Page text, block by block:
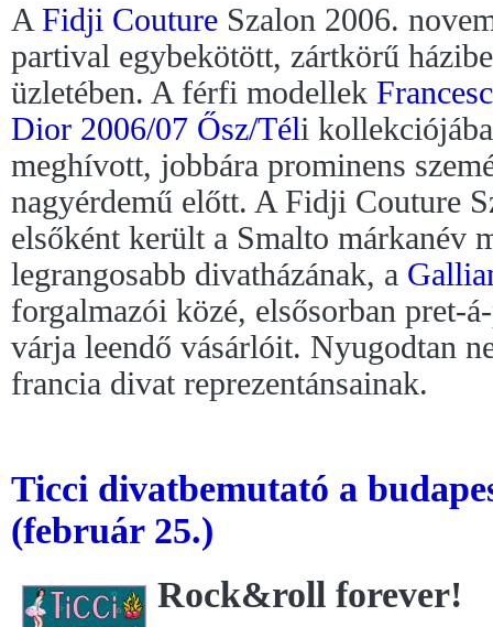
A Fidji Couture Szalon 2006.
partival egybekötött, zártkörű
üzletében. A férfi modellek
Dior 2006/07 Ősz/Téli
meghívott, jobbára prominens
nagyérdemű előtt. A Fidji Couture
elsőként került a Smalto márkanév
legrangosabb divatházának, a
forgalmazói közé, elsősorban pret-
várja leendő vásárlóit. Nyugodtan
francia divat reprezentánsainak.
Ticci divatbemutató a
(február 25.)
Rock&roll forever!